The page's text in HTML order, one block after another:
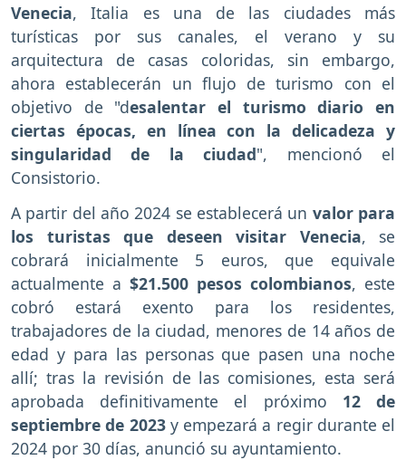
Venecia, Italia es una de las ciudades más
turísticas por sus canales, el verano y su
arquitectura de casas coloridas, sin embargo,
ahora establecerán un flujo de turismo con el
objetivo de "desalentar el turismo diario en
ciertas épocas, en línea con la delicadeza y
singularidad de la ciudad", mencionó el
Consistorio.
A partir del año 2024 se establecerá un valor para
los turistas que deseen visitar Venecia, se
cobrará inicialmente 5 euros, que equivale
actualmente a $21.500 pesos colombianos, este
cobró estará exento para los residentes,
trabajadores de la ciudad, menores de 14 años de
edad y para las personas que pasen una noche
allí; tras la revisión de las comisiones, esta será
aprobada definitivamente el próximo 12 de
septiembre de 2023y empezará a regir durante el
2024 por 30 días, anunció su ayuntamiento.